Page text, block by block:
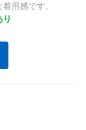
用感です。
り